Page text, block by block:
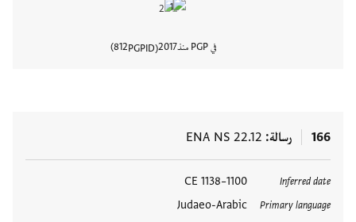
في PGP منذ 2017
PGPID
812
166 رسالة ENA NS 22.12
Inferred date
1100–1138 CE
Primary language
Judaeo-Arabic
العلامات